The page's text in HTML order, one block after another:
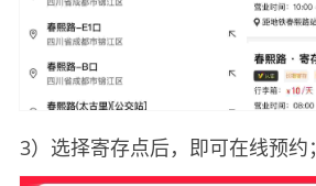
3）选择寄存点后，即可在线预约；